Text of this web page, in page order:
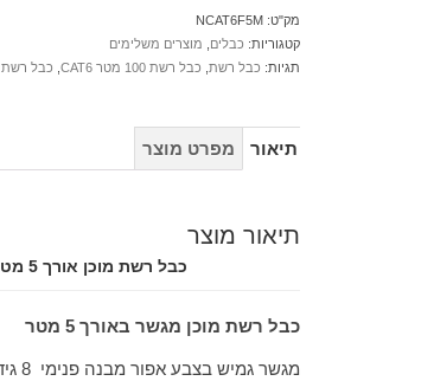
מק"ט: NCAT6F5M
קטגוריות: כבלים
מוצרים משלימים
תגיות: כבל רשת כבל רשת 100 מטר CAT6 כבל רשת CAT6
תיאור מפרט מוצר
תיאור מוצר
כבל רשת מוכן אורך 5 מטר
כבל רשת מוכן מגשר באורך 5 מטר
מגשר גמיש בצבע אפור מבנה פנימי 8 גידים,